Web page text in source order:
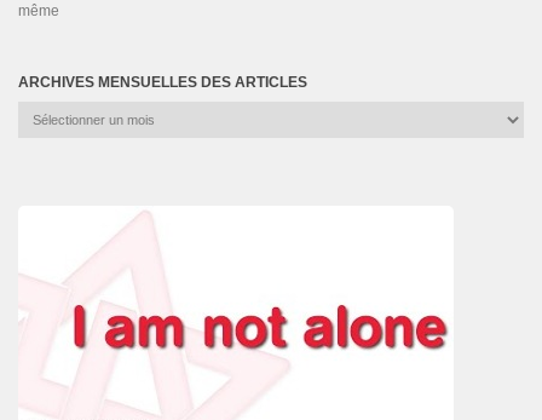
même
ARCHIVES MENSUELLES DES ARTICLES
Archives